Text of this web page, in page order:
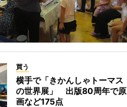
買う
横手で「きかんしゃトーマス
の世界展」 出版80周年で原
画など175点